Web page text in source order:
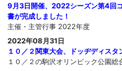
9月3日開催、2022シーズン第4回
書が完成しました！
主催・主管行事 2022年度
2022年08月31日
１０／２関東大会、ドッヂディスタ
１０／２の駒沢オリンピック公園総